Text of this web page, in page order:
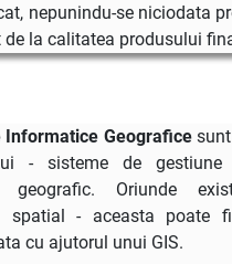
nepunindu-se niciodata
de la calitatea produsului
Informatice Geografice
- sisteme de gestiune
geografic. Oriunde
spatial - aceasta poate
cu ajutorul unui GIS.